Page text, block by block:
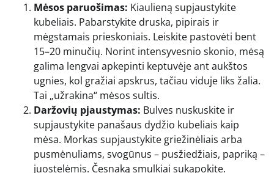
Mėsos paruošimas: Kiaulieną supjaustykite
kubeliais. Pabarstykite druska, pipirais ir
mėgstamais prieskoniais. Leiskite pastovėti bent
15–20 minučių. Norint intensyvesnio skonio, mėsą
galima lengvai apkepinti keptuvėje ant aukštos
ugnies, kol gražiai apskrus, tačiau viduje liks žalia.
Tai „užrakina“ mėsos sultis.
Daržovių pjaustymas: Bulves nuskuskite ir
supjaustykite panašaus dydžio kubeliais kaip
mėsa. Morkas supjaustykite griežinėliais arba
pusmėnuliams, svogūnus – pusžiedžiais, papriką –
juostelėmis. Česnaką smulkiai sukapokite.